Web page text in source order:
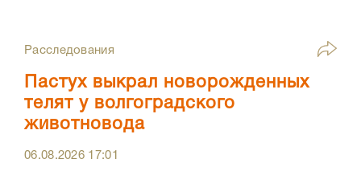
Расследования
Пастух выкрал новорожденных
телят у волгоградского
животновода
06.08.2026 17:01